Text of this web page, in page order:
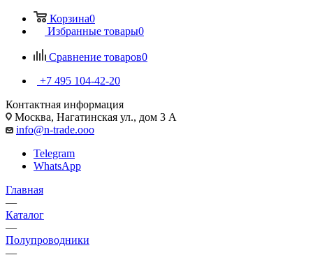
Корзина0
Избранные товары0
Сравнение товаров0
+7 495 104-42-20
Контактная информация
Москва, Нагатинская ул., дом 3 А
info@n-trade.ooo
Telegram
WhatsApp
Главная
—
Каталог
—
Полупроводники
—